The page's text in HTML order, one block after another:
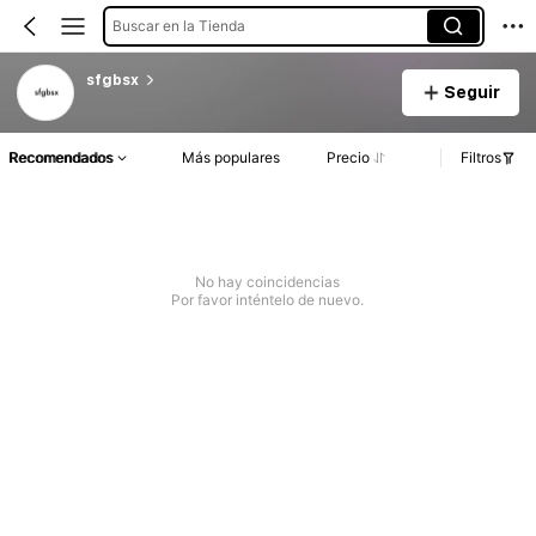
Buscar en la Tienda
sfgbsx
Seguir
Recomendados Más populares Precio Filtros
No hay coincidencias
Por favor inténtelo de nuevo.